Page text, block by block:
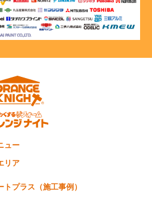
ュー
リア
プラス（施工事例）